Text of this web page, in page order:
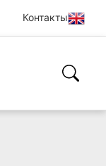
Контакты